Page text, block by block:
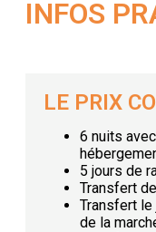
INFOS
LE PRIX
6 nuits
5 jours de
Transfert
Transfert
de la